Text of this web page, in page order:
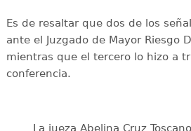
Es de resaltar que dos de los
ante el Juzgado de Mayor Riesgo
mientras que el tercero lo hizo a
conferencia.